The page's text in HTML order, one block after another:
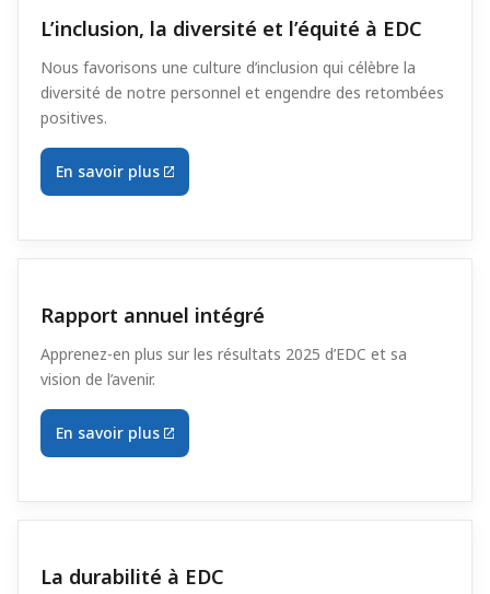
L’inclusion, la diversité et l’équité à EDC
Nous favorisons une culture d’inclusion qui célèbre la
diversité de notre personnel et engendre des retombées
positives.
En savoir plus
Rapport annuel intégré
Apprenez-en plus sur les résultats 2025 d’EDC et sa
vision de l’avenir.
En savoir plus
La durabilité à EDC